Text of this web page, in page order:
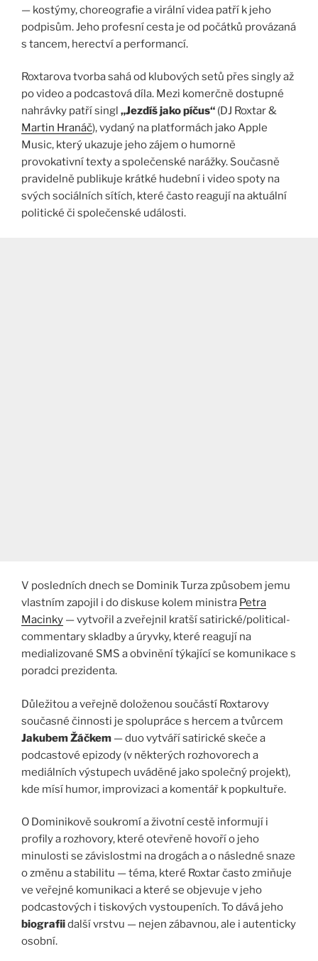
— kostýmy, choreografie a virální videa patří k jeho
podpisům. Jeho profesní cesta je od počátků provázaná
s tancem, herectví a performancí.
Roxtarova tvorba sahá od klubových setů přes singly až
po video a podcastová díla. Mezi komerčně dostupné
nahrávky patří singl „Jezdíš jako píčus“ (DJ Roxtar &
Martin Hranáč), vydaný na platformách jako Apple
Music, který ukazuje jeho zájem o humorně
provokativní texty a společenské narážky. Současně
pravidelně publikuje krátké hudební i video spoty na
svých sociálních sítích, které často reagují na aktuální
politické či společenské události.
V posledních dnech se Dominik Turza způsobem jemu
vlastním zapojil i do diskuse kolem ministra Petra
Macinky — vytvořil a zveřejnil kratší satirické/political-
commentary skladby a úryvky, které reagují na
medializované SMS a obvinění týkající se komunikace s
poradci prezidenta.
Důležitou a veřejně doloženou součástí Roxtarovy
současné činnosti je spolupráce s hercem a tvůrcem
Jakubem Žáčkem — duo vytváří satirické skeče a
podcastové epizody (v některých rozhovorech a
mediálních výstupech uváděné jako společný projekt),
kde mísí humor, improvizaci a komentář k popkultuře.
O Dominikově soukromí a životní cestě informují i
profily a rozhovory, které otevřeně hovoří o jeho
minulosti se závislostmi na drogách a o následné snaze
o změnu a stabilitu — téma, které Roxtar často zmiňuje
ve veřejné komunikaci a které se objevuje v jeho
podcastových i tiskových vystoupeních. To dává jeho
biografiidalší vrstvu — nejen zábavnou, ale i autenticky
osobní.